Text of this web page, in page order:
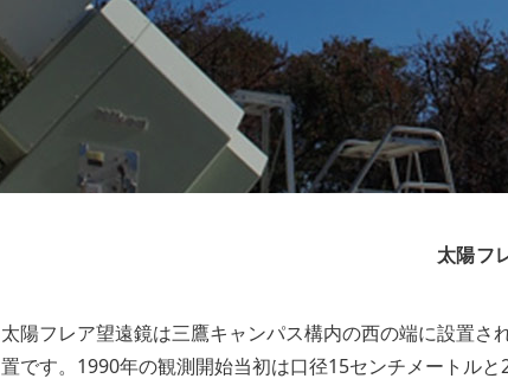
太陽フ
太陽フレア望遠鏡は三鷹キャンパス構内の西の端に設置
置です。1990年の観測開始当初は口径15センチメートル